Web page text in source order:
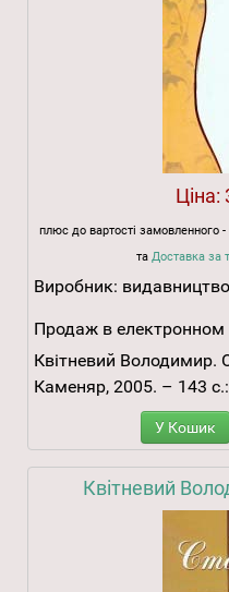
Ціна:
плюс до вартості замовленного
та Доставка за
Виробник:
Продаж в електронном
Квітневий Володимир.
Каменяр, 2005. – 143 с.:
У Кошик
Квітневий